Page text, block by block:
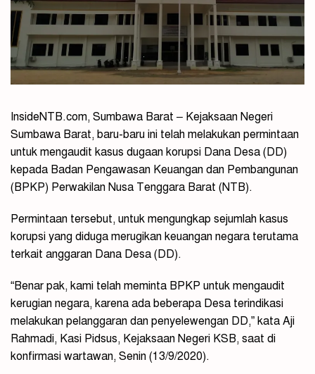
InsideNTB.com, Sumbawa Barat – Kejaksaan Negeri
Sumbawa Barat, baru-baru ini telah melakukan permintaan
untuk mengaudit kasus dugaan korupsi Dana Desa (DD)
kepada Badan Pengawasan Keuangan dan Pembangunan
(BPKP) Perwakilan Nusa Tenggara Barat (NTB).
Permintaan tersebut, untuk mengungkap sejumlah kasus
korupsi yang diduga merugikan keuangan negara terutama
terkait anggaran Dana Desa (DD).
“Benar pak, kami telah meminta BPKP untuk mengaudit
kerugian negara, karena ada beberapa Desa terindikasi
melakukan pelanggaran dan penyelewengan DD,” kata Aji
Rahmadi, Kasi Pidsus, Kejaksaan Negeri KSB, saat di
konfirmasi wartawan, Senin (13/9/2020).